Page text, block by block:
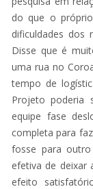
do que o
dificuldades dos
Disse que é
uma rua no
tempo de
Projeto poderia
equipe fase
completa para
fosse para
efetiva de deixar
efeito